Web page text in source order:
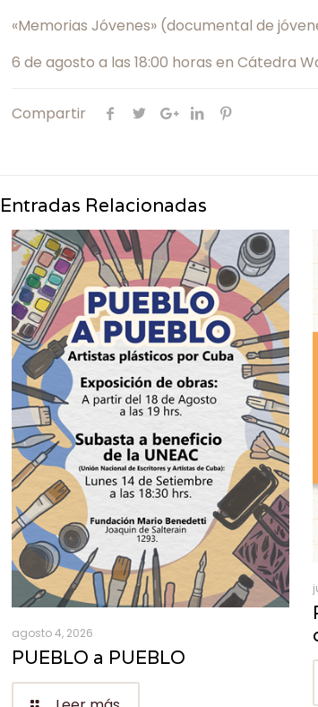
«Memorias Jóvenes» (documental de
6 de agosto a las 18:00 horas en Cátedra
Compartir
Entradas Relacionadas
agosto 4, 2026
PUEBLO a PUEBLO